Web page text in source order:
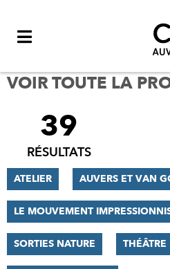
VOIR TOUTE LA
FILTRER
RÉSULTATS
39
RÉSULTATS
ATELIER AUVERS ET VAN
LE MOUVEMENT
SORTIES NATURE THÉÂTRE